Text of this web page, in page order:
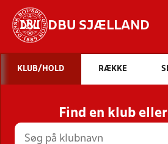
DBU SJÆLLAND
STILLINGER,
HOLD
KLUB/HOLD RÆKKE
Find en klub